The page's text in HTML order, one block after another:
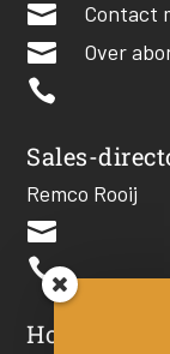
 Contact
 Over

Sales-
Remco Rooij

